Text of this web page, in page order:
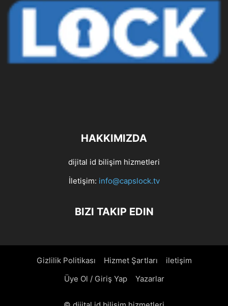
HAKKIMIZDA
dijital id bilişim hizmetleri
İletişim: info@capslock.tv
BIZI TAKIP EDIN
Gizlilik Politikası Hizmet Şartları
iletişim
Üye Ol / Giriş Yap
Yazarlar